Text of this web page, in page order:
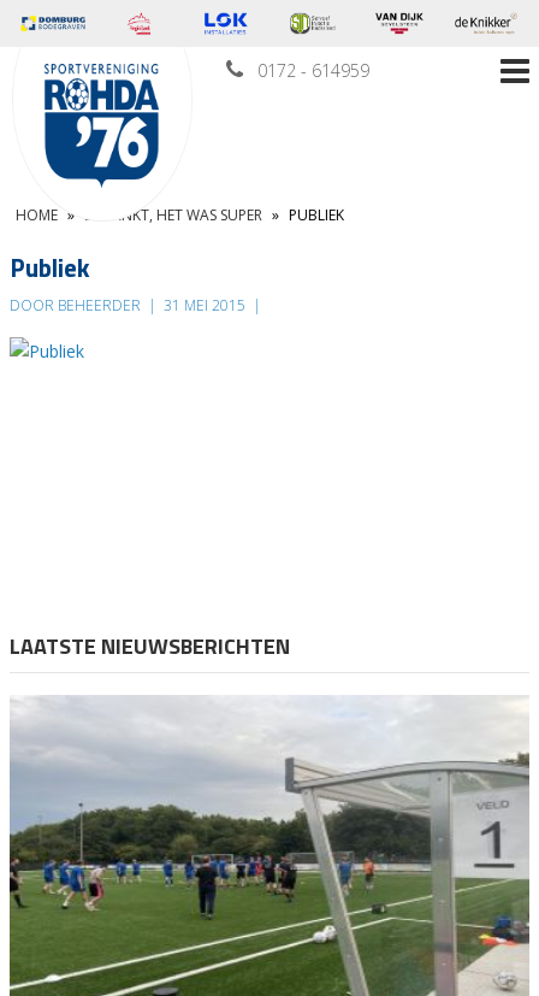
0172 - 614959
HOME » BEDANKT, HET WAS SUPER » PUBLIEK
Publiek
DOOR BEHEERDER | 31 MEI 2015 |
LAATSTE NIEUWSBERICHTEN